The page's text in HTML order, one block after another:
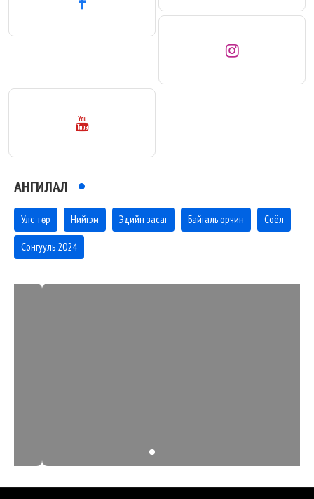
АНГИЛАЛ
Улс төр Нийгэм Эдийн засаг Байгаль орчин Соёл
Сонгууль 2024